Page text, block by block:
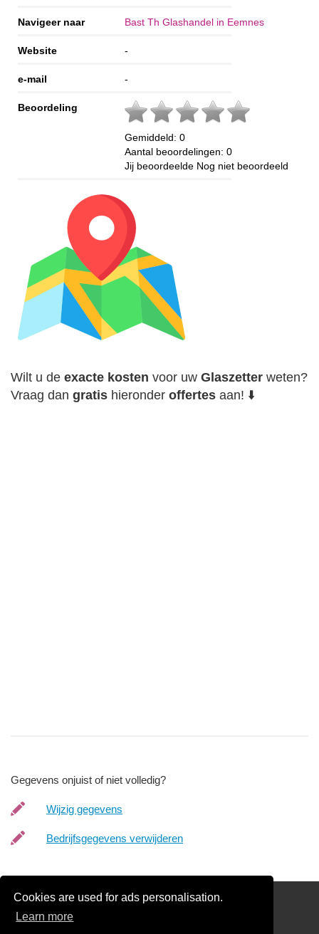
Cookies are used for ads personalisation.
Learn more
Navigeer naar Bast Th Glashandel in Eemnes
Website -
e-mail -
Beoordeling
Gemiddeld: 0
Aantal beoordelingen: 0
Jij beoordeelde Nog niet beoordeeld
Wilt u de exacte kosten voor uw Glaszetter weten?
Vraag dan gratis hieronder offertes aan! ⬇️
Gegevens onjuist of niet volledig?
Wijzig gegevens
Bedrijfsgegevens verwijderen
links
Glas Offertes vergelijken